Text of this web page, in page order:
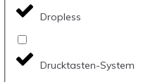
Dropless
Drucktasten-System